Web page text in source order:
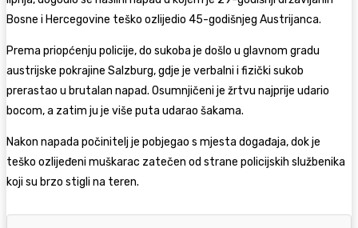
Bosne i Hercegovine teško ozlijedio 45-godišnjeg Austrijanca.
Prema priopćenju policije, do sukoba je došlo u glavnom gradu
austrijske pokrajine Salzburg, gdje je verbalni i fizički sukob
prerastao u brutalan napad. Osumnjičeni je žrtvu najprije udario
bocom, a zatim ju je više puta udarao šakama.
Nakon napada počinitelj je pobjegao s mjesta događaja, dok je
teško ozlijeđeni muškarac zatečen od strane policijskih službenika
koji su brzo stigli na teren.